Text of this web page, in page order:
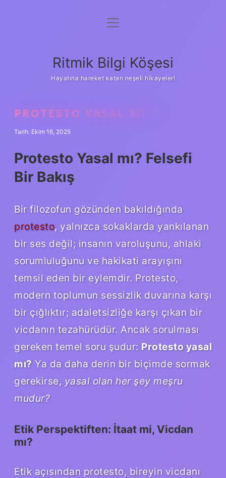
Anasayfa
Yasal Uyarı
menüyü
Ritmik Bilgi Köşesi
Hayatına hareket katan neşeli hikayeler!
PROTESTO YASAL MI ?
Tarih: Ekim 16, 2025
Protesto Yasal mı? Felsefi
Bir Bakış
Bir filozofun gözünden bakıldığında
protesto, yalnızca sokaklarda yankılanan
bir ses değil; insanın varoluşunu, ahlaki
sorumluluğunu ve hakikati arayışını
temsil eden bir eylemdir. Protesto,
modern toplumun sessizlik duvarına karşı
bir çığlıktır; adaletsizliğe karşı çıkan bir
vicdanın tezahürüdür. Ancak sorulması
gereken temel soru şudur: Protesto yasal
mı?Ya da daha derin bir biçimde sormak
gerekirse, yasal olan her şey meşru
mudur?
Etik Perspektiften: İtaat mi, Vicdan
mı?
Etik açısından protesto, bireyin vicdanı